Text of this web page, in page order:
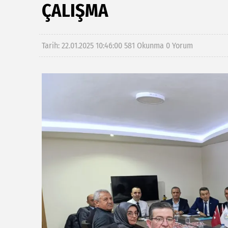
ÇALIŞMA
Tarih: 22.01.2025 10:46:00 581 Okunma 0 Yorum